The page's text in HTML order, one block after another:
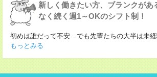
新しく働きたい方、ブランクがあ
なく続く週1～OKのシフト制！
初めは誰だって不安…でも先輩たちの大半は未
もっとみる